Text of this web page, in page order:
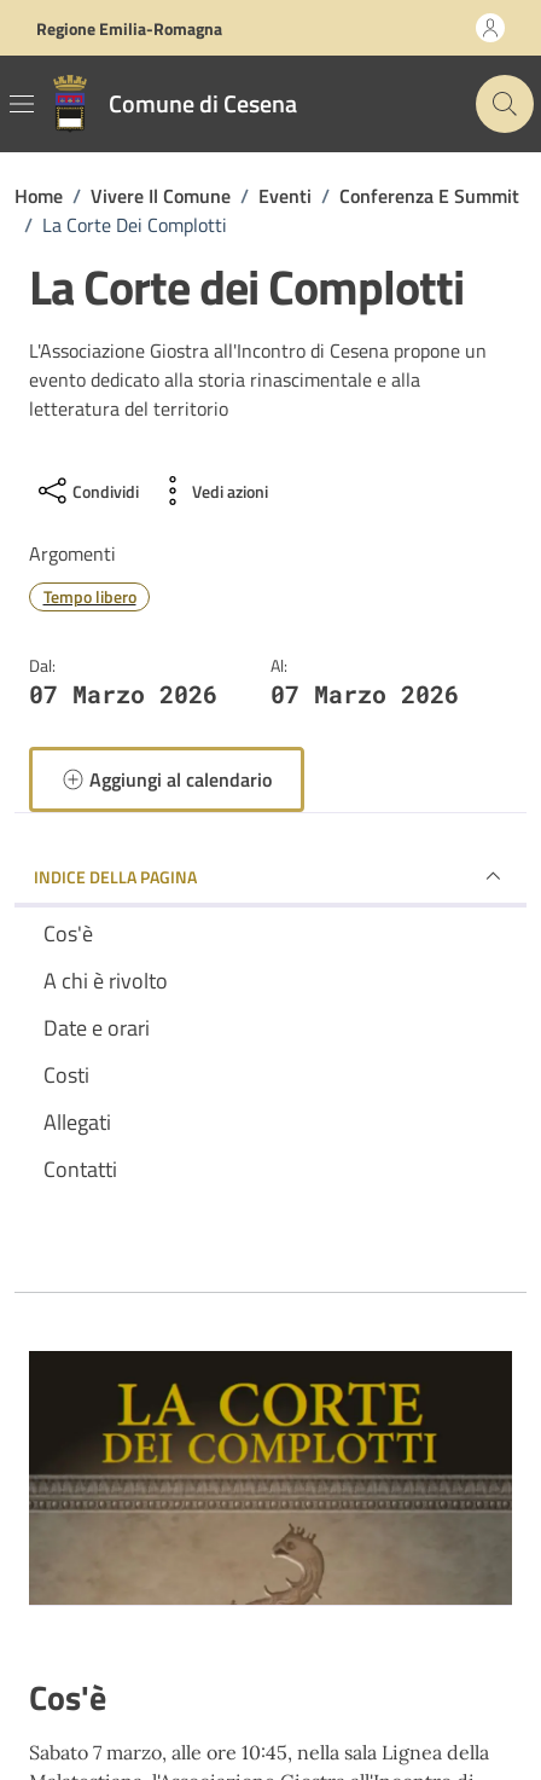
Regione Emilia-Romagna
Comune di Cesena
Home / Vivere Il Comune / Eventi / Conferenza E Summit
/ La Corte Dei Complotti
La Corte dei Complotti
L'Associazione Giostra all'Incontro di Cesena propone un
evento dedicato alla storia rinascimentale e alla
letteratura del territorio
Condividi Vedi azioni
Argomenti
Tempo libero
Dal:
07 Marzo 2026
Al:
07 Marzo 2026
Aggiungi al calendario
INDICE DELLA PAGINA
Cos'è
A chi è rivolto
Date e orari
Costi
Allegati
Contatti
Cos'è
Sabato 7 marzo, alle ore 10:45, nella sala Lignea della